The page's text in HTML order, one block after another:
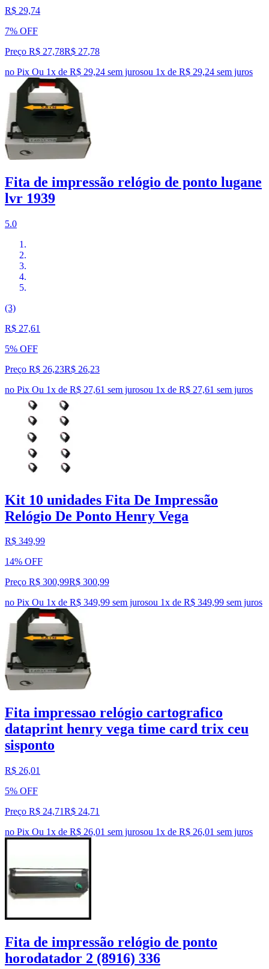
R$ 29,74
7% OFF
Preço R$ 27,78R$ 27,78
no Pix Ou 1x de R$ 29,24 sem jurosou 1x de R$ 29,24 sem juros
Fita de impressão relógio de ponto lugane
lvr 1939
5.0
(3)
R$ 27,61
5% OFF
Preço R$ 26,23R$ 26,23
no Pix Ou 1x de R$ 27,61 sem jurosou 1x de R$ 27,61 sem juros
Kit 10 unidades Fita De Impressão
Relógio De Ponto Henry Vega
R$ 349,99
14% OFF
Preço R$ 300,99R$ 300,99
no Pix Ou 1x de R$ 349,99 sem jurosou 1x de R$ 349,99 sem juros
Fita impressao relógio cartografico
dataprint henry vega time card trix ceu
sisponto
R$ 26,01
5% OFF
Preço R$ 24,71R$ 24,71
no Pix Ou 1x de R$ 26,01 sem jurosou 1x de R$ 26,01 sem juros
Fita de impressão relógio de ponto
horodatador 2 (8916) 336